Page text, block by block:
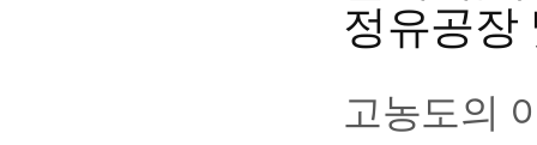
정유공장
고농도의